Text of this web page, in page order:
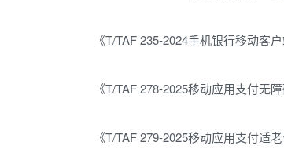
《T/TAF 235-2024手机银行移动客
《T/TAF 278-2025移动应用支付无
《T/TAF 279-2025移动应用支付适